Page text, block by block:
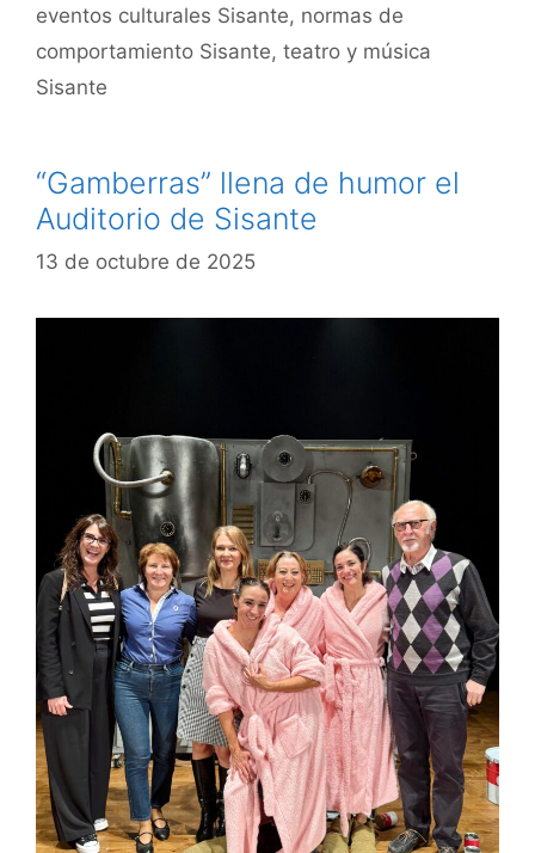
eventos culturales Sisante, normas de
comportamiento Sisante, teatro y música
Sisante
“Gamberras” llena de humor el
Auditorio de Sisante
13 de octubre de 2025